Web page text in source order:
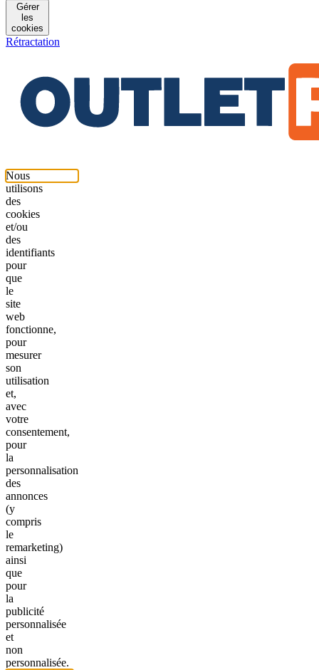
Gérer
les
cookies
Rétractation
Nous
utilisons
des
cookies
et/ou
des
identifiants
pour
que
le
site
web
fonctionne,
pour
mesurer
son
utilisation
et,
avec
votre
consentement,
pour
la
personnalisation
des
annonces
(y
compris
le
remarketing)
ainsi
que
pour
la
publicité
personnalisée
et
non
personnalisée.